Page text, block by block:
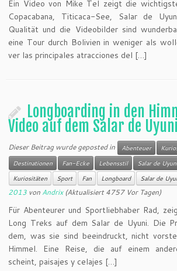
Ein Video von Mike Tel zeigt die
Copacabana, Titicaca-See, Salar de
Qualität und die Videobilder sind
eine Tour durch Bolivien in weniger als
ver las principales atracciones del […]
Longboarding in den
Video auf dem Salar de Uyuni
Dieser Beitrag wurde geposted in Abenteuer
Destinationen
Fan-Ecke Lebensstil Salar de
Kuriositäten Sport Fan Longboard Salar de
2013 von Andrix(Aktualisiert 4757 Vor Tagen)
Für Abenteurer und Sportliebhaber Rad,
Long Treks auf dem Salar de Uyuni. Die
dem, was sie sind beeindruckt, nicht
Himmel. Eine Reise, die auf einem
scheint, paisajes y celajes […]